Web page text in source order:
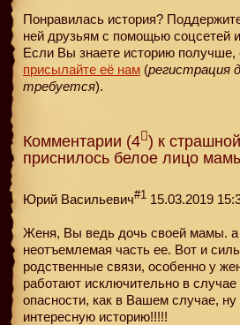
Понравилась история?
ней друзьям с помощью соцсетей
Если Вы знаете историю получше,
присылайте её нам (регистрация
требуется).
Комментарии (4 ) к
приснилось белое лицо
Юрий Васильевич#1 15.03.2019
Женя, Вы ведь дочь своей мамы. а
неотъемлемая часть ее. Вот и
родственные связи, особенно у
работают исключительно в
опасности, как в Вашем случае, ну
интересную историю!!!!!